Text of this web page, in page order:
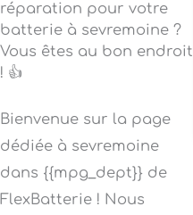
réparation pour votre
batterie à sevremoine ?
Vous êtes au bon endroit
! 👍
Bienvenue sur la page
dédiée à sevremoine
dans {{mpg_dept}} de
FlexBatterie ! Nous